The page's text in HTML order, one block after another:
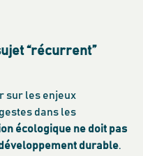
“récurrent”
sur les enjeux
dans les
écologique ne doit pas
durable.